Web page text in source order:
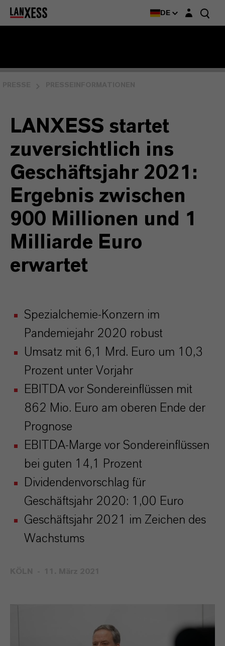
DE Login-Maske
LANXESS startet
zuversichtlich ins
Geschäftsjahr 2021:
Ergebnis zwischen
900 Millionen und 1
Milliarde Euro
erwartet
Spezialchemie-Konzern im
Pandemiejahr 2020 robust
Umsatz mit 6,1 Mrd. Euro um 10,3
Prozent unter Vorjahr
EBITDA vor Sondereinflüssen mit
862 Mio. Euro am oberen Ende der
Prognose
EBITDA-Marge vor Sondereinflüssen
bei guten 14,1 Prozent
Dividendenvorschlag für
Geschäftsjahr 2020: 1,00 Euro
Geschäftsjahr 2021 im Zeichen des
Wachstums